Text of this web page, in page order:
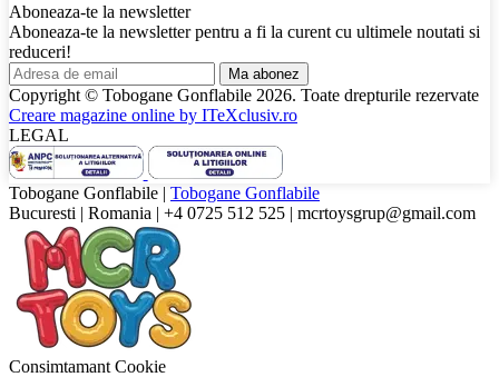
Aboneaza-te la newsletter
Aboneaza-te la newsletter pentru a fi la curent cu ultimele noutati si
reduceri!
Ma abonez
Copyright © Tobogane Gonflabile 2026. Toate drepturile rezervate
Creare magazine online by ITeXclusiv.ro
LEGAL
Tobogane Gonflabile | Tobogane Gonflabile
Bucuresti | Romania | +4 0725 512 525 | mcrtoysgrup@gmail.com
Consimtamant Cookie